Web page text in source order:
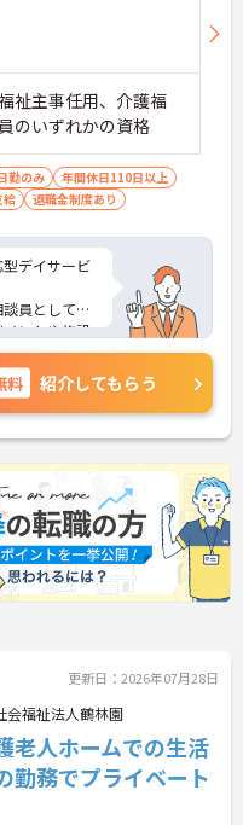
祉主事任用、介護福
のいずれかの資格
勤のみ
年間休日110日以上
給 退職金制度あり
デイサービ
員としての
ントや施設
来を見据え
らも学ぶこ
ップを目指
お問合せく
！！
料 紹介してもらう
更新日：2026年07月28日
会福祉法人鶴林園
老人ホームでの生活
勤務でプライベート